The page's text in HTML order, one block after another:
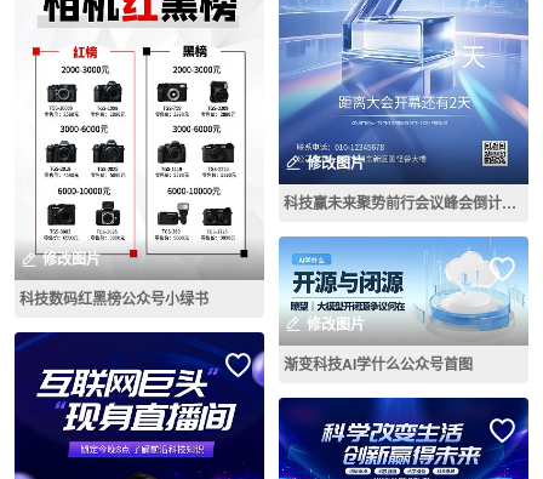
修改图片
科技数码红黑榜公众号小绿书
修改图片
科技赢未来聚势前行会议峰会倒计时2天全屏海报
修改图片
渐变科技AI学什么公众号首图